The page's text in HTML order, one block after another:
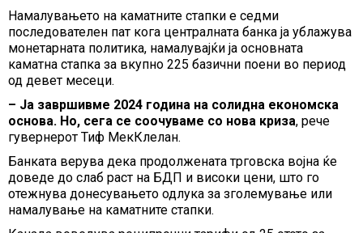
Намалувањето на каматните стапки е седми
последователен пат кога централната банка ја ублажува
монетарната политика, намалувајќи ја основната
каматна стапка за вкупно 225 базични поени во период
од девет месеци.
– Ја завршивме 2024 година на солидна економска
основа. Но, сега се соочуваме со нова криза, рече
гувернерот Тиф МекКлелан.
Банката верува дека продолжената трговска војна ќе
доведе до слаб раст на БДП и високи цени, што го
отежнува донесувањето одлука за зголемување или
намалување на каматните стапки.